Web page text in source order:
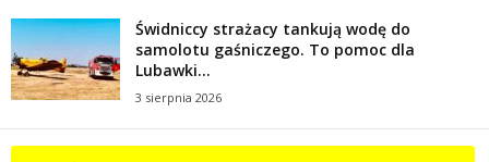
Świdniccy strażacy tankują wodę do
samolotu gaśniczego. To pomoc dla
Lubawki...
3 sierpnia 2026